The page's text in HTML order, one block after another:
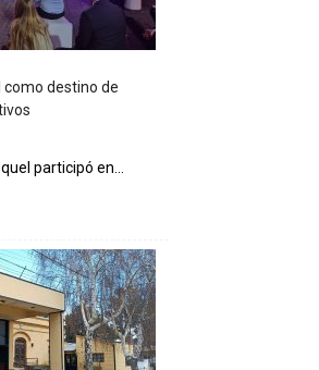
como destino de
participó en...